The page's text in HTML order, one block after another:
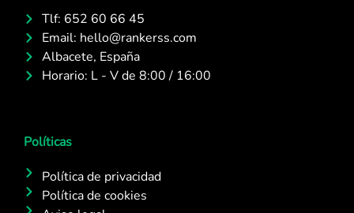
Tlf: 652 60 66 45
Email: hello@rankerss.com
Albacete, España
Horario: L - V de 8:00 / 16:00
Políticas
Política de privacidad
Política de cookies